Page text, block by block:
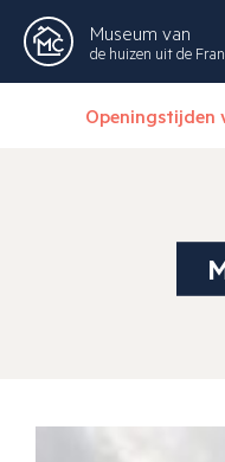
Museum van
de huizen uit de
Openingstijden